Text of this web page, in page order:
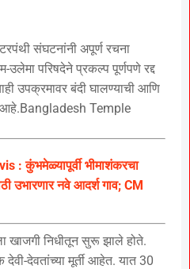
संघटनांनी अपूर्ण रचना
उलेमा परिषदेने प्रकल्प पूर्णपणे रद्द
उपक्रमावर बंदी घालण्याची आणि
आहे.Bangladesh Temple
: कुंभमेळ्यापूर्वी भीमाशंकरचा
उभारणार नवे आदर्श गाव; CM
खाजगी निधीतून सुरू झाले होते.
देवतांच्या मूर्ती आहेत. यात 30